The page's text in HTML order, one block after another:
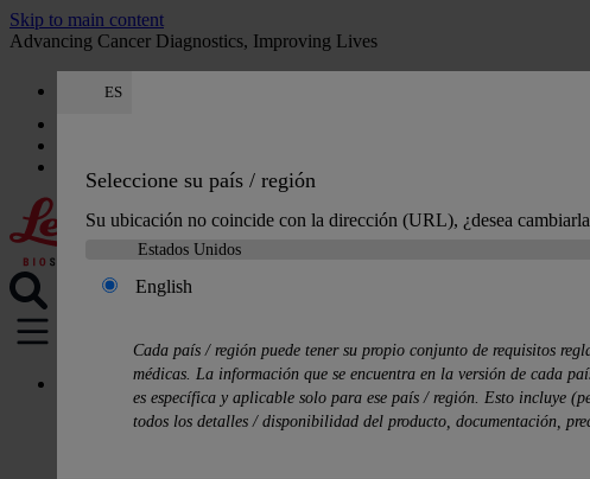
Skip to main content
Advancing Cancer Diagnostics, Improving Lives
ES
Seleccione su país / región
Su ubicación no coincide con la dirección (URL), ¿desea
English
Cada país / región puede tener su propio conjunto de requisitos
médicas. La información que se encuentra en la versión de cada
es específica y aplicable solo para ese país / región. Esto incluye
todos los detalles / disponibilidad del producto, documentación,
Soluciones de histología
Procesadores de tejidos